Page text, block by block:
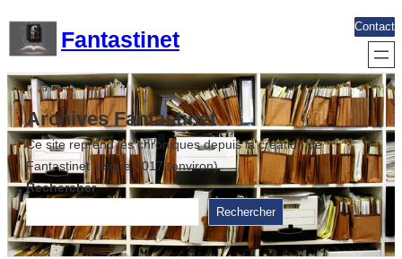
contenu
Fantastinet
Contact
Archives Fantastinet
Ce site reprend les chroniques depuis la création de
Fantastinet jusque 2017 (environ)
Rechercher
Rechercher